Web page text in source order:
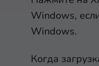
Windows,
Windows.
Когда